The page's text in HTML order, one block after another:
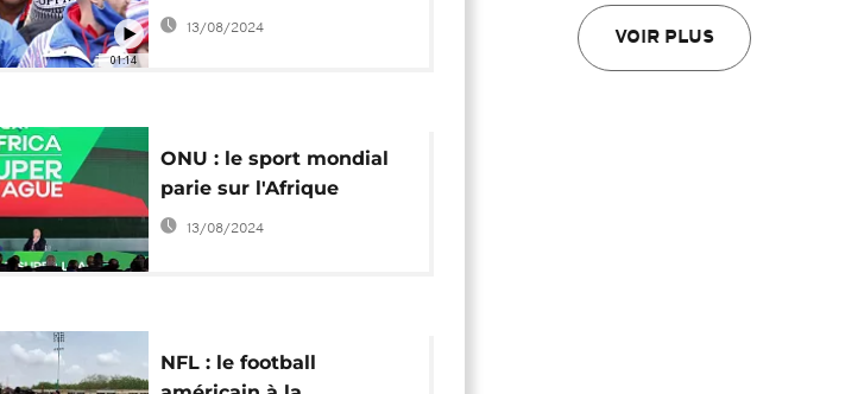
VOIR PLUS
01:14
de la NFL et
d'Hollywood
13/08/2024
ONU : le sport mondial
parie sur l'Afrique
13/08/2024
NFL : le football